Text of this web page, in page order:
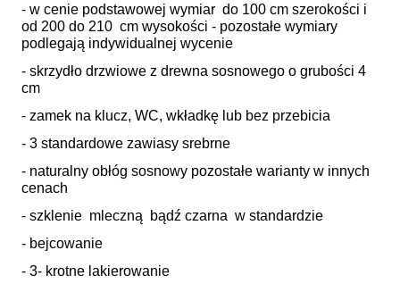
- w cenie podstawowej wymiar do 100 cm szerokości i
od 200 do 210 cm wysokości - pozostałe wymiary
podlegają indywidualnej wycenie
- skrzydło drzwiowe z drewna sosnowego o grubości 4
cm
- zamek na klucz, WC, wkładkę lub bez przebicia
- 3 standardowe zawiasy srebrne
- naturalny obłóg sosnowy pozostałe warianty w innych
cenach
- szklenie mleczną bądź czarna w standardzie
- bejcowanie
- 3- krotne lakierowanie